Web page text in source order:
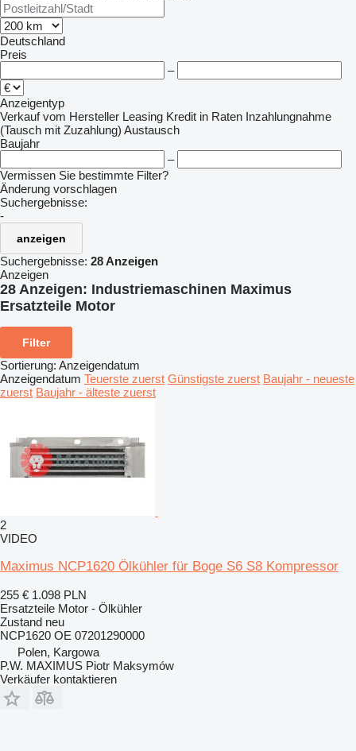
Deutschland
Preis
–
Anzeigentyp
Verkauf vom Hersteller Leasing Kredit in Raten Inzahlungnahme
(Tausch mit Zuzahlung) Austausch
Baujahr
–
Vermissen Sie bestimmte Filter?
Änderung vorschlagen
Suchergebnisse:
-
anzeigen
Suchergebnisse: 28 Anzeigen
Anzeigen
28 Anzeigen: Industriemaschinen Maximus
Ersatzteile Motor
Filter
Sortierung: Anzeigendatum
Anzeigendatum Teuerste zuerst Günstigste zuerst Baujahr - neueste
zuerst Baujahr - älteste zuerst
2
VIDEO
Maximus NCP1620 Ölkühler für Boge S6 S8 Kompressor
255 € 1.098 PLN
Ersatzteile Motor - Ölkühler
Zustand neu
NCP1620 OE 07201290000
Polen, Kargowa
P.W. MAXIMUS Piotr Maksymów
Verkäufer kontaktieren